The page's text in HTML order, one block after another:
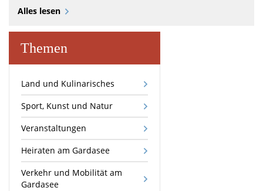
Alles lesen
Themen
Land und Kulinarisches
Sport, Kunst und Natur
Veranstaltungen
Heiraten am Gardasee
Verkehr und Mobilität am
Gardasee